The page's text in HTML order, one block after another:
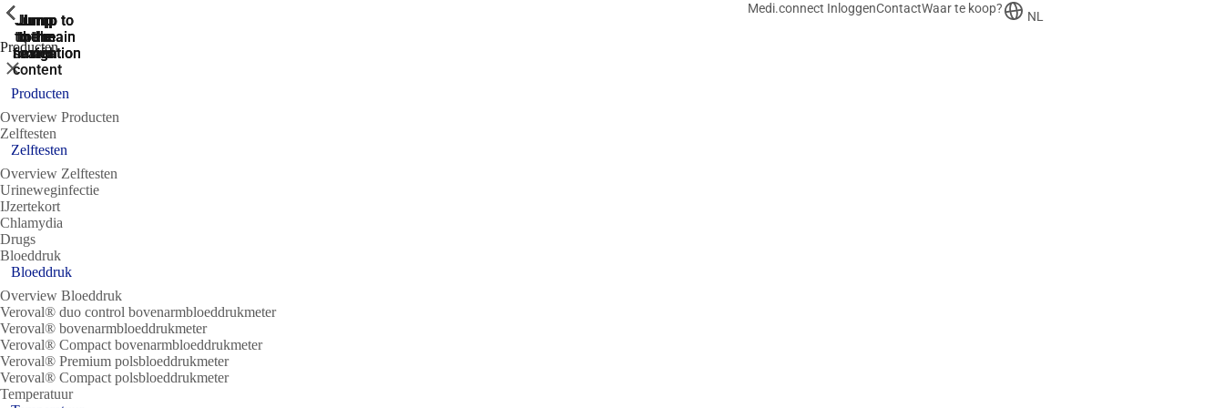
Jump
to the
search
Jump to
the main
navigation
Jump to
the main
navigation
Jump
to the
main
content
Jump
to the
footer
Medi.connect InloggenContactWaar te koop?
NL
Producten
ShowPrevious
Sluit
Producten
Overview Producten
Zelftesten
ShowPrevious
Zelftesten
Overview Zelftesten
Urineweginfectie
IJzertekort
Chlamydia
Drugs
Bloeddruk
ShowPrevious
Bloeddruk
Overview Bloeddruk
Veroval® duo control bovenarmbloeddrukmeter
Veroval® bovenarmbloeddrukmeter
Veroval® Compact bovenarmbloeddrukmeter
Veroval® Premium polsbloeddrukmeter
Veroval® Compact polsbloeddrukmeter
Temperatuur
ShowPrevious
ShowPrevious
ShowPrevious
ShowPrevious
ShowPrevious
ShowPrevious